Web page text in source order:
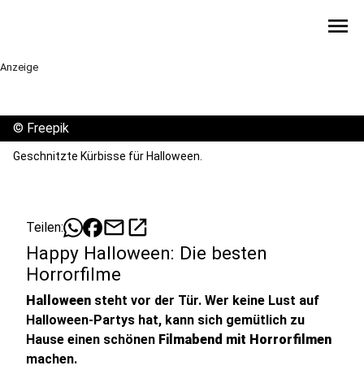
menu
Anzeige
© Freepik
Geschnitzte Kürbisse für Halloween.
Teilen: mailopen_in_new
Happy Halloween: Die besten
Horrorfilme
Halloween steht vor der Tür. Wer keine Lust auf
Halloween-Partys hat, kann sich gemütlich zu
Hause einen schönen Filmabend mit Horrorfilmen
machen.